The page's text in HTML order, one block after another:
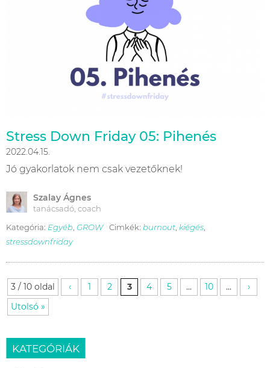
Stress Down Friday 05: Pihenés
2022.04.15.
Jó gyakorlatok nem csak vezetőknek!
Szalay Ágnes
tanácsadó, coach
Kategória: Egyéb, GROW Cimkék: burnout, kiégés,
stressdownfriday
3 / 10 oldal ‹ 1 2 3 4 5 ... 10 ...
›
Utolsó »
KATEGÓRIÁK